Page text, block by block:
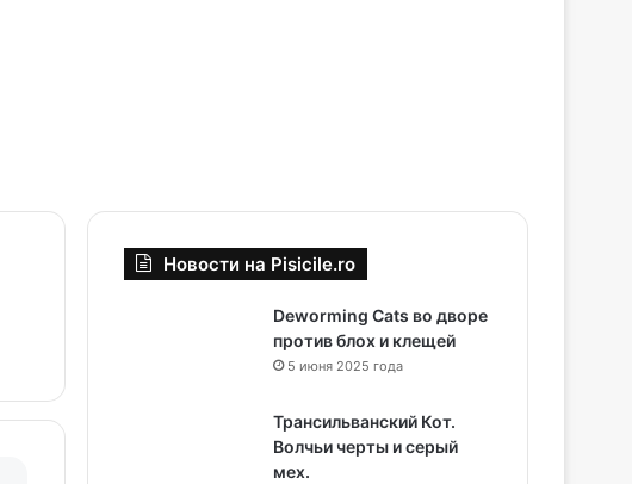
Новости на Pisicile.ro
Deworming Cats во дворе
против блох и клещей
5 июня 2025 года
Трансильванский Кот.
Волчьи черты и серый
мех.